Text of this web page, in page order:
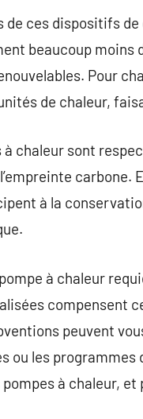
de ces dispositifs
beaucoup moins
Pour
de chaleur,
chaleur sont
carbone.
à la
à chaleur
compensent
peuvent
ou les
à chaleur,